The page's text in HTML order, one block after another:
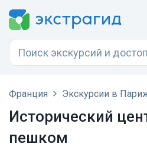
Франция Экскурсии в
Исторический
пешком